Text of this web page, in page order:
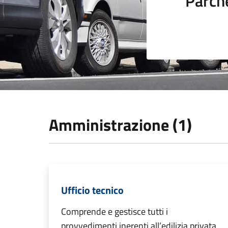
Amministrazione (1)
Ufficio tecnico
Comprende e gestisce tutti i